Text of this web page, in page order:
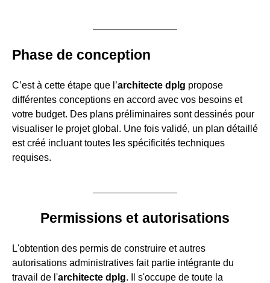
Phase de conception
C’est à cette étape que l’architecte dplg propose
différentes conceptions en accord avec vos besoins et
votre budget. Des plans préliminaires sont dessinés pour
visualiser le projet global. Une fois validé, un plan détaillé
est créé incluant toutes les spécificités techniques
requises.
Permissions et autorisations
L'obtention des permis de construire et autres
autorisations administratives fait partie intégrante du
travail de l'architecte dplg. Il s'occupe de toute la